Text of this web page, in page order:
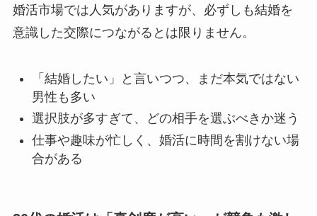
婚活市場では人気がありますが、必ずしも結婚を
意識した交際につながるとは限りません。
「結婚したい」と言いつつ、まだ本気ではない
男性も多い
選択肢が多すぎて、どの相手を選ぶべきか迷う
仕事や趣味が忙しく、婚活に時間を割けない場
合がある